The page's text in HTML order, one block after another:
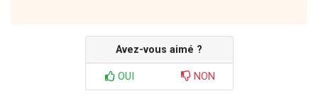
Avez-vous aimé ?
OUI NON